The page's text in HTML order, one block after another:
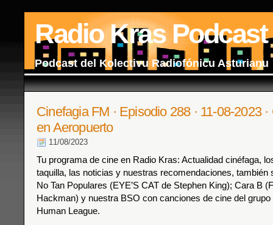
Radio Kras Podcast
Podcast del Kolectivu Radiofónicu Asturianu
Cinefagia FM · Episodio 288 · 11-08-2023
en Aeropuerto
11/08/2023
Tu programa de cine en Radio Kras: Actualidad cinéfaga,
taquilla, las noticias y nuestras recomendaciones, también
No Tan Populares (EYE’S CAT de Stephen King); Cara B
Hackman) y nuestra BSO con canciones de cine del grupo
Human League.